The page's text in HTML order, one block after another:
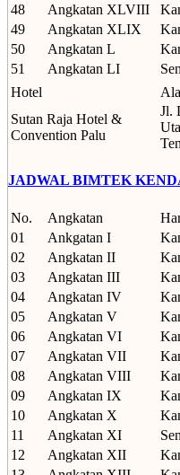
48
Angkatan XLVIII
49
Angkatan XLIX
50
Angkatan L
51
Angkatan LI
Hotel
Sutan Raja Hotel &
Convention Palu
Jl.
JADWAL BIMTEK
No. Angkatan
01
Ankgatan I
02
Angkatan II
03
Angkatan III
04
Angkatan IV
05
Angkatan V
06
Angkatan VI
07
Angkatan VII
08
Angkatan VIII
09
Angkatan IX
10
Angkatan X
11
Angkatan XI
12
Angkatan XII